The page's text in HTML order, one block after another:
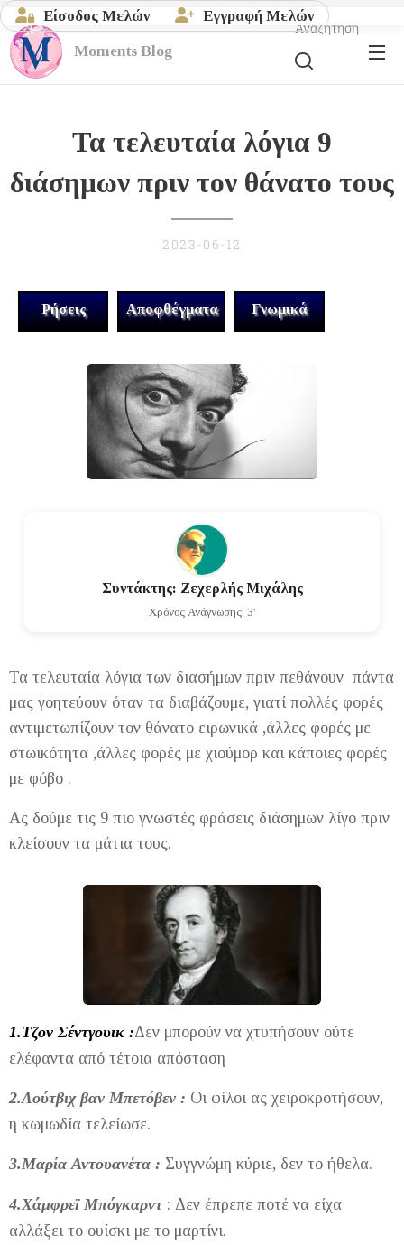
Είσοδος Μελών Εγγραφή Μελών
Moments Blog
Αναζήτηση
Τα τελευταία λόγια 9
διάσημων πριν τον θάνατο τους
2023-06-12
Ρήσεις Αποφθέγματα Γνωμικά
Συντάκτης: Ζεχερλής Μιχάλης
Χρόνος Ανάγνωσης: 3'
Τα τελευταία λόγια των διασήμων πριν πεθάνουν πάντα
μας γοητεύουν όταν τα διαβάζουμε, γιατί πολλές φορές
αντιμετωπίζουν τον θάνατο ειρωνικά ,άλλες φορές με
στωικότητα ,άλλες φορές με χιούμορ και κάποιες φορές
με φόβο .
Ας δούμε τις 9 πιο γνωστές φράσεις διάσημων λίγο πριν
κλείσουν τα μάτια τους.
1.Τζον Σέντγουικ :Δεν μπορούν να χτυπήσουν ούτε
ελέφαντα από τέτοια απόσταση
2.Λούτβιχ βαν Μπετόβεν : Οι φίλοι ας χειροκροτήσουν,
η κωμωδία τελείωσε.
3.Μαρία Αντουανέτα : Συγγνώμη κύριε, δεν το ήθελα.
4.Χάμφρεϊ Μπόγκαρντ : Δεν έπρεπε ποτέ να είχα
αλλάξει το ουίσκι με το μαρτίνι.